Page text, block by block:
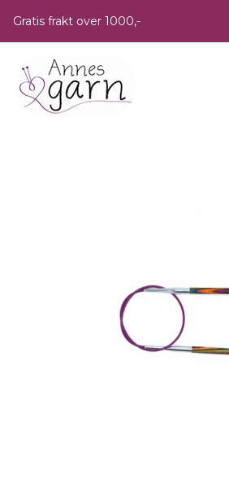
Gratis frakt over 1000,-